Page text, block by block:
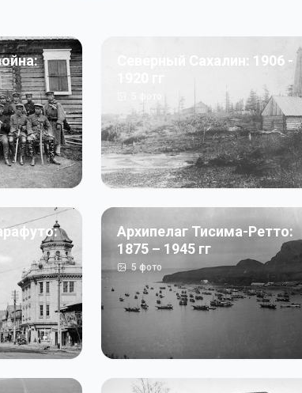
Северный Сахалин: 1906 -
Архипелаг Тисима-Ретто:
1875 – 1945 гг
5фото